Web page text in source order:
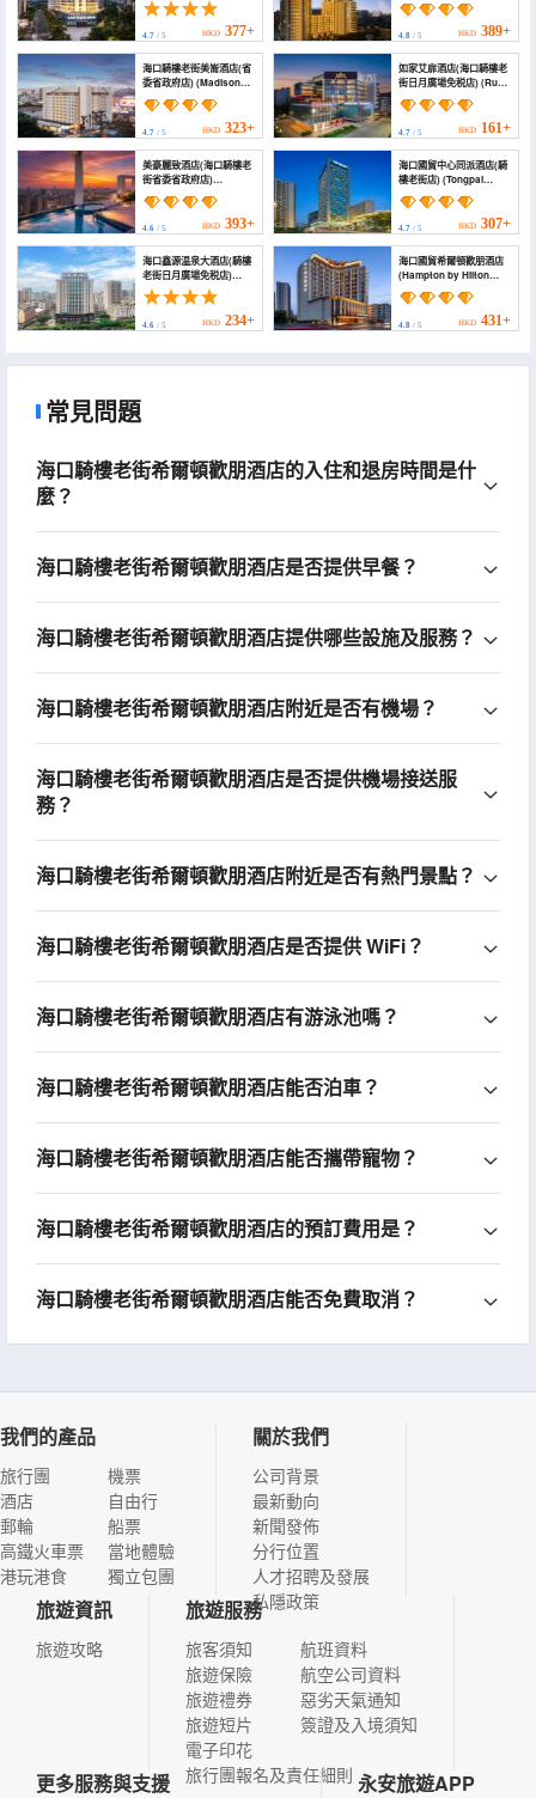
4.7 / 5 HKD 377+
Metropolitan Qilou Old
Street)
4.8/ 5 HKD 389+
海口騎樓老街美崙酒店(省
委省政府店) (Madison
Hotel Haikou Qilou Old
Street)
4.7 / 5 HKD 323+
如家艾扉酒店(海口騎樓老
街日月廣場免税店) (Ru
Jia Aifee Hotel (Haikou
Qilou Old Street Sun
Moon Square Duty Free
Shop))
4.7/ 5 HKD 161+
美豪麗致酒店(海口騎樓老
街省委省政府店)
(Mehood Elegant Hotel
(Haikou Qilou Old Street
Branch))
4.6 / 5 HKD 393+
海口國貿中心同派酒店(騎
樓老街店) (Tongpai
Hotel,Haikou
International Trade
Center(Qilou Old Street
Branch))
4.7/ 5 HKD 307+
海口鑫源温泉大酒店(騎樓
老街日月廣場免税店)
(Haikou Xinyuan Hot
Spring Hotel)
4.6 / 5 HKD 234+
海口國貿希爾頓歡朋酒店
(Hampton by Hilton
Haikou Guomao)
4.8/ 5 HKD 431+
常見問題
海口騎樓老街希爾頓歡朋酒店的入住和退房時間是什
麼？
海口騎樓老街希爾頓歡朋酒店是否提供早餐？
海口騎樓老街希爾頓歡朋酒店提供哪些設施及服務？
海口騎樓老街希爾頓歡朋酒店附近是否有機場？
海口騎樓老街希爾頓歡朋酒店是否提供機場接送服
務？
海口騎樓老街希爾頓歡朋酒店附近是否有熱門景點？
海口騎樓老街希爾頓歡朋酒店是否提供 WiFi？
海口騎樓老街希爾頓歡朋酒店有游泳池嗎？
海口騎樓老街希爾頓歡朋酒店能否泊車？
海口騎樓老街希爾頓歡朋酒店能否攜帶寵物？
海口騎樓老街希爾頓歡朋酒店的預訂費用是？
海口騎樓老街希爾頓歡朋酒店能否免費取消？
我們的產品
旅行團
酒店
郵輪
高鐵火車票
港玩港食
機票
自由行
船票
當地體驗
獨立包團
關於我們
公司背景
最新動向
新聞發佈
分行位置
人才招聘及發展
私隱政策
旅遊資訊
旅遊攻略
旅遊服務
旅客須知
旅遊保險
旅遊禮券
旅遊短片
電子印花
航班資料
航空公司資料
惡劣天氣通知
簽證及入境須知
旅行團報名及責任細則
更多服務與支援 永安旅遊APP